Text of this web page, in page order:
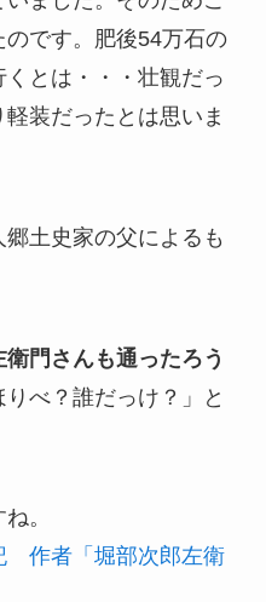
です。肥後54万石の
とは・・・壮観だっ
装だったとは思いま
土史家の父によるも
門さんも通ったろう
べ？誰だっけ？」と
。
作者「堀部次郎左衛